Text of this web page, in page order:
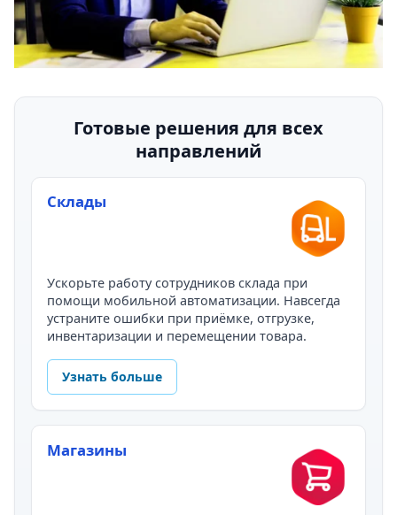
Готовые решения для всех
направлений
Склады
Ускорьте работу сотрудников склада при
помощи мобильной автоматизации. Навсегда
устраните ошибки при приёмке, отгрузке,
инвентаризации и перемещении товара.
Узнать больше
Магазины